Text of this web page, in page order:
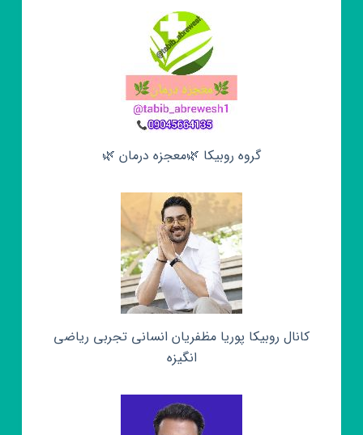
گروه روبیکا 🌿معجزه درمان 🌿
کانال روبیکا پوریا مظفریان انسانی تجربی ریاضی
انگیزه